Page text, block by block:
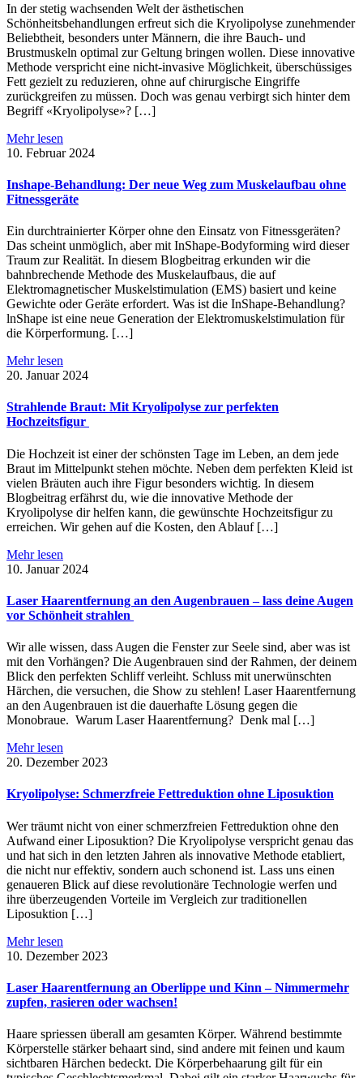
In der stetig wachsenden Welt der ästhetischen
Schönheitsbehandlungen erfreut sich die Kryolipolyse zunehmender
Beliebtheit, besonders unter Männern, die ihre Bauch- und
Brustmuskeln optimal zur Geltung bringen wollen. Diese innovative
Methode verspricht eine nicht-invasive Möglichkeit, überschüssiges
Fett gezielt zu reduzieren, ohne auf chirurgische Eingriffe
zurückgreifen zu müssen. Doch was genau verbirgt sich hinter dem
Begriff «Kryolipolyse»? […]
Mehr lesen
10. Februar 2024
Inshape-Behandlung: Der neue Weg zum Muskelaufbau ohne
Fitnessgeräte
Ein durchtrainierter Körper ohne den Einsatz von Fitnessgeräten?
Das scheint unmöglich, aber mit InShape-Bodyforming wird dieser
Traum zur Realität. In diesem Blogbeitrag erkunden wir die
bahnbrechende Methode des Muskelaufbaus, die auf
Elektromagnetischer Muskelstimulation (EMS) basiert und keine
Gewichte oder Geräte erfordert. Was ist die InShape-Behandlung?
lnShape ist eine neue Generation der Elektromuskelstimulation für
die Körperformung. […]
Mehr lesen
20. Januar 2024
Strahlende Braut: Mit Kryolipolyse zur perfekten
Hochzeitsfigur
Die Hochzeit ist einer der schönsten Tage im Leben, an dem jede
Braut im Mittelpunkt stehen möchte. Neben dem perfekten Kleid ist
vielen Bräuten auch ihre Figur besonders wichtig. In diesem
Blogbeitrag erfährst du, wie die innovative Methode der
Kryolipolyse dir helfen kann, die gewünschte Hochzeitsfigur zu
erreichen. Wir gehen auf die Kosten, den Ablauf […]
Mehr lesen
10. Januar 2024
Laser Haarentfernung an den Augenbrauen – lass deine Augen
vor Schönheit strahlen
Wir alle wissen, dass Augen die Fenster zur Seele sind, aber was ist
mit den Vorhängen? Die Augenbrauen sind der Rahmen, der deinem
Blick den perfekten Schliff verleiht. Schluss mit unerwünschten
Härchen, die versuchen, die Show zu stehlen! Laser Haarentfernung
an den Augenbrauen ist die dauerhafte Lösung gegen die
Monobraue. Warum Laser Haarentfernung? Denk mal […]
Mehr lesen
20. Dezember 2023
Kryolipolyse: Schmerzfreie Fettreduktion ohne Liposuktion
Wer träumt nicht von einer schmerzfreien Fettreduktion ohne den
Aufwand einer Liposuktion? Die Kryolipolyse verspricht genau das
und hat sich in den letzten Jahren als innovative Methode etabliert,
die nicht nur effektiv, sondern auch schonend ist. Lass uns einen
genaueren Blick auf diese revolutionäre Technologie werfen und
ihre überzeugenden Vorteile im Vergleich zur traditionellen
Liposuktion […]
Mehr lesen
10. Dezember 2023
Laser Haarentfernung an Oberlippe und Kinn – Nimmermehr
zupfen, rasieren oder wachsen!
Haare spriessen überall am gesamten Körper. Während bestimmte
Körperstelle stärker behaart sind, sind andere mit feinen und kaum
sichtbaren Härchen bedeckt. Die Körperbehaarung gilt für ein